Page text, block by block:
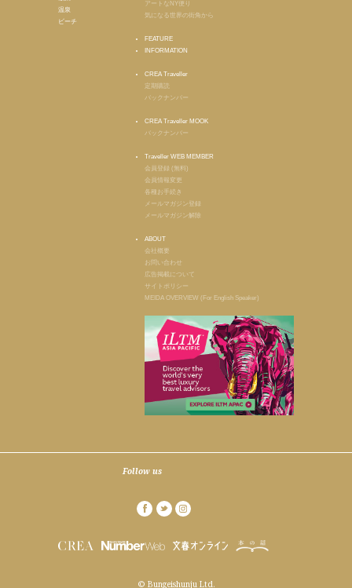
温泉
ビーチ
アートなNY便り
気になる世界の街角から
FEATURE
INFORMATION
CREA Traveller
定期購読
バックナンバー
CREA Traveller MOOK
バックナンバー
Traveller WEB MEMBER
会員登録 (無料)
会員情報変更
各種お手続き
メールマガジン登録
メールマガジン解除
ABOUT
会社概要
お問い合わせ
広告掲載について
サイトポリシー
MEIDA OVERVIEW (For English Speaker)
Follow us
© Bungeishunju Ltd.